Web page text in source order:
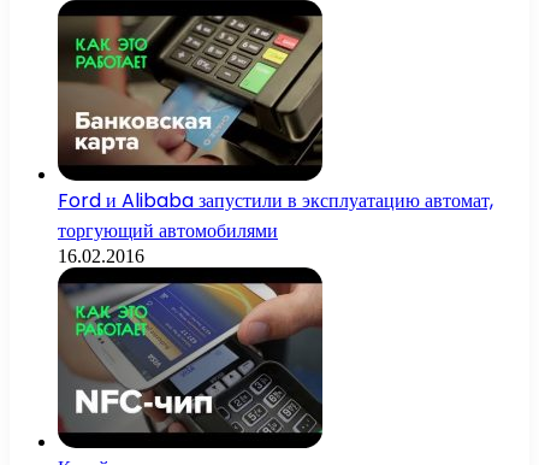
Ford и Alibaba запустили в эксплуатацию автомат,
торгующий автомобилями
16.02.2016